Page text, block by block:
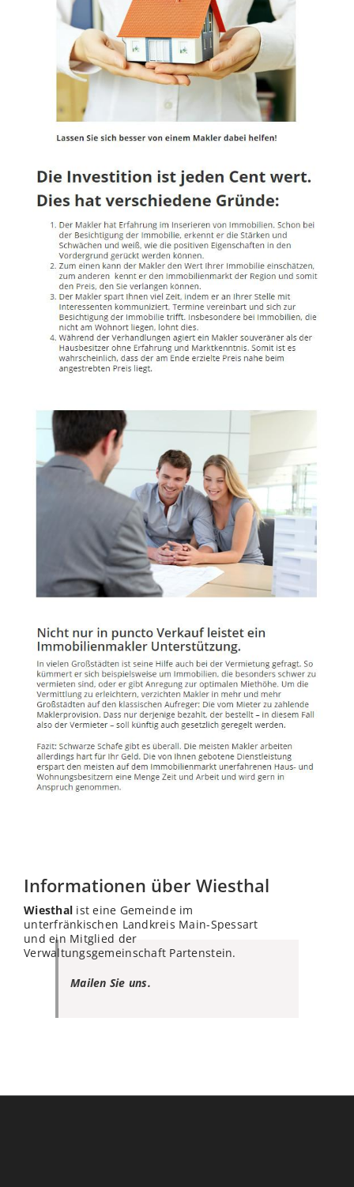
Informationen über Wiesthal
Wiesthal ist eine Gemeinde im
unterfränkischen Landkreis Main-Spessart
und ein Mitglied der
Verwaltungsgemeinschaft Partenstein.
Mailen Sie uns.